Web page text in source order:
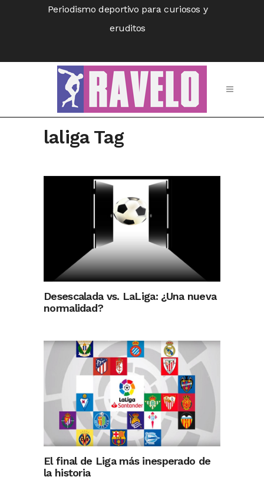
Periodismo deportivo para curiosos y
eruditos
laliga Tag
Desescalada vs. LaLiga: ¿Una nueva
normalidad?
El final de Liga más inesperado de
la historia